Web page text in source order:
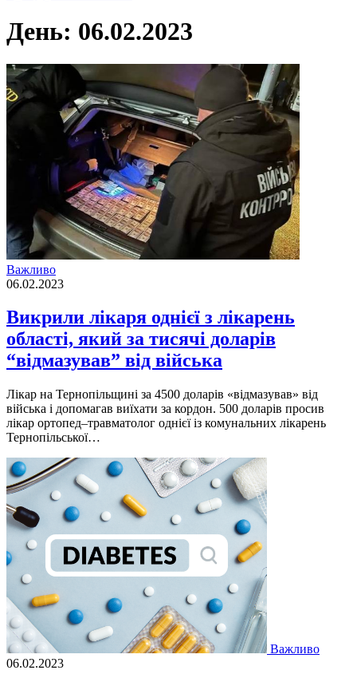
День: 06.02.2023
Важливо
06.02.2023
Викрили лікаря однієї з лікарень
області, який за тисячі доларів
“відмазував” від війська
Лікар на Тернопільщині за 4500 доларів «відмазував» від
війська і допомагав виїхати за кордон. 500 доларів просив
лікар ортопед–травматолог однієї із комунальних лікарень
Тернопільської…
Важливо
06.02.2023